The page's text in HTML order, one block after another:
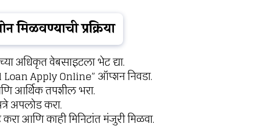
मिळवण्याची प्रक्रिया
अधिकृत वेबसाइटला भेट द्या.
Loan Apply Online” ऑप्शन निवडा.
आर्थिक तपशील भरा.
अपलोड करा.
आणि काही मिनिटांत मंजुरी मिळवा.